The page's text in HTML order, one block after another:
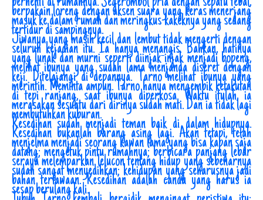
berpakain loreng dengan aksen suara yang keras menerjang
masuk ke dalam rumah dan meringkus kakeknya yang sedang
tertidur di sampingnya.
Jiwanya yang masih kecil dan lembut tidak mengerti dengan
seluruh kejadian itu. Ia hanya menangis. Bahkan, hatinya
yang lunak dan murni seperti diinjak-injak menjadi bopeng,
melihat ibunya yang sudah lama menjanda diseret dengan
keji. Ditelajangi di depannya. Tarno melihat ibunya yang
merintih. Meminta ampun. Tarno hanya mengembik ketakutan
di tepi ranjang, saat ibunya diperkosa. Waktu itulah, ia
merasakan sesuatu dari dirinya sudah mati. Dan ia tidak lagi
membutuhkan kuburan.
Kesedihan sudah menjadi teman baik di dalam hidupnya.
Kesedihan bukanlah barang asing lagi. Akan tetapi, telah
menjelma menjadi seorang kawan lama yang bisa kapan saja
datang; mengetuk pintu rumahnya; berbicara panjang lebar
seraya melemparkan lelucon tentang hidup yang sebenarnya
sudah sangat menyedihkan; kehidupan yang seharusnya jadi
bahan tertawaan. Kesedihan adalah candu yang harus ia
sesap berulang kali.